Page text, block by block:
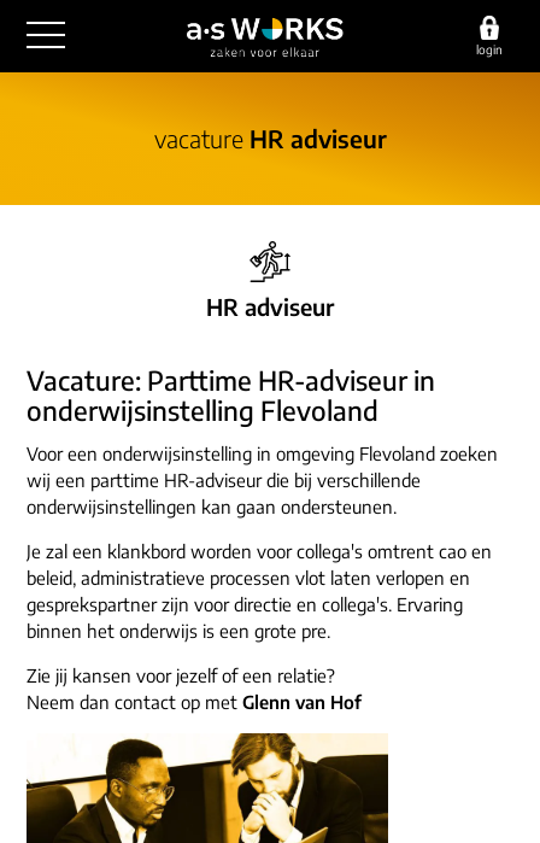
login
salarisadministratie
HR/payroll traineeship
functioneel beheer
overige diensten
vacatures
communicatie
outsourcing
detachering
consultancy
over ons
werken bij
onze experts
ons dna
contact
vestigingen
e-mail/telefoon
social media
vacature HR adviseur
HR adviseur
Vacature: Parttime HR-adviseur in
onderwijsinstelling Flevoland
Voor een onderwijsinstelling in omgeving Flevoland zoeken
wij een parttime HR-adviseur die bij verschillende
onderwijsinstellingen kan gaan ondersteunen.
Je zal een klankbord worden voor collega's omtrent cao en
beleid, administratieve processen vlot laten verlopen en
gesprekspartner zijn voor directie en collega's. Ervaring
binnen het onderwijs is een grote pre.
Zie jij kansen voor jezelf of een relatie?
Neem dan contact op met Glenn van Hof